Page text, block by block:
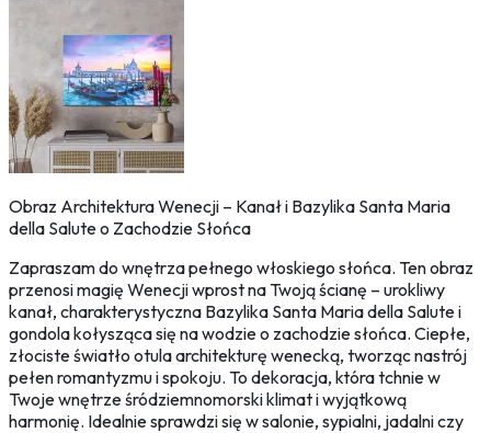
Obraz Architektura Wenecji – Kanał i Bazylika Santa Maria
della Salute o Zachodzie Słońca
Zapraszam do wnętrza pełnego włoskiego słońca. Ten obraz
przenosi magię Wenecji wprost na Twoją ścianę – urokliwy
kanał, charakterystyczna Bazylika Santa Maria della Salute i
gondola kołysząca się na wodzie o zachodzie słońca. Ciepłe,
złociste światło otula architekturę wenecką, tworząc nastrój
pełen romantyzmu i spokoju. To dekoracja, która tchnie w
Twoje wnętrze śródziemnomorski klimat i wyjątkową
harmonię. Idealnie sprawdzi się w salonie, sypialni, jadalni czy